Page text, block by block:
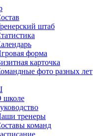
штаб
форма
карточка
фото разных лет
школе
тренеры
команд